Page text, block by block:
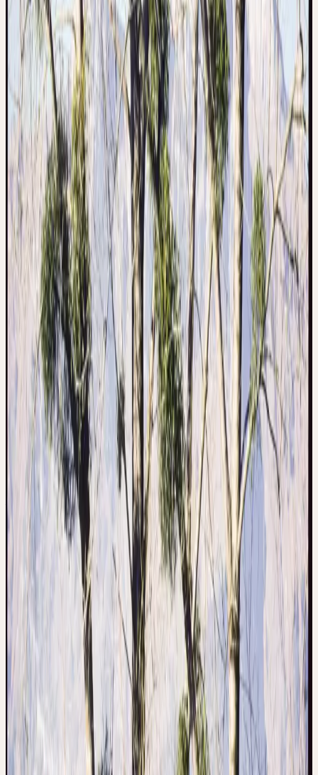
tension de son champ d'action. La forme sphérique comme forme
la plus parfaite, exempte de tension. D'où la relation avec
l'hypertension artérielle, qui naît souvent d'états de tension.
Période de récolte
November
Approvisionnement
Récolte sauvage CH
Origine & Récolte
RÉCOLTE SAUVAGE CH
Le gui est un hémiparasite qui pousse sur différents feuillus et
résineux (notamment pommier, chêne, pin, sapin) en Europe et en
Asie occidentale. Il forme des buissons sphériques et persistants,
préférant les emplacements ensoleillés dans les cimes des arbres.
Ceres utilise du gui issu de cueillette sauvage en Suisse. Des guis
de différents arbres hôtes sont collectés, car la spécificité de l'arbre
hôte influence la composition des principes actifs. La récolte est
saisonnière — traditionnellement en hiver et en été — à la main.
Contexte historique
UTILISATION TRADITIONNELLE
DU GUI
Le gui est l'une des plantes médicinales les plus chargées de
mythologie en Europe. Pour les Celtes et les druides, il était sacré
— un «don des dieux» qui reste vert en hiver et ne touche pas le
sol. Pline décrit la récolte rituelle par les druides avec des faucilles
d'or. Dans la médecine populaire, le gui était connu depuis des
siècles pour l'épilepsie, l'hypertension et comme tonique général.
Au XXe siècle, il a acquis une nouvelle importance à travers
Rudolf Steiner et la médecine anthroposophique (Iscador) comme
thérapie complémentaire du cancer.
Traditionnellement, le gui était utilisé pour l'hypertension, les
palpitations cardiaques, l'artériosclérose et comme
antispasmodique. Dans la médecine populaire, il était réputé utile
pour les vertiges, les acouphènes et les céphalées. La médecine
anthroposophique (Rudolf Steiner) a développé des préparations
de gui (Iscador, Helixor, Abnoba) comme thérapie complémentaire